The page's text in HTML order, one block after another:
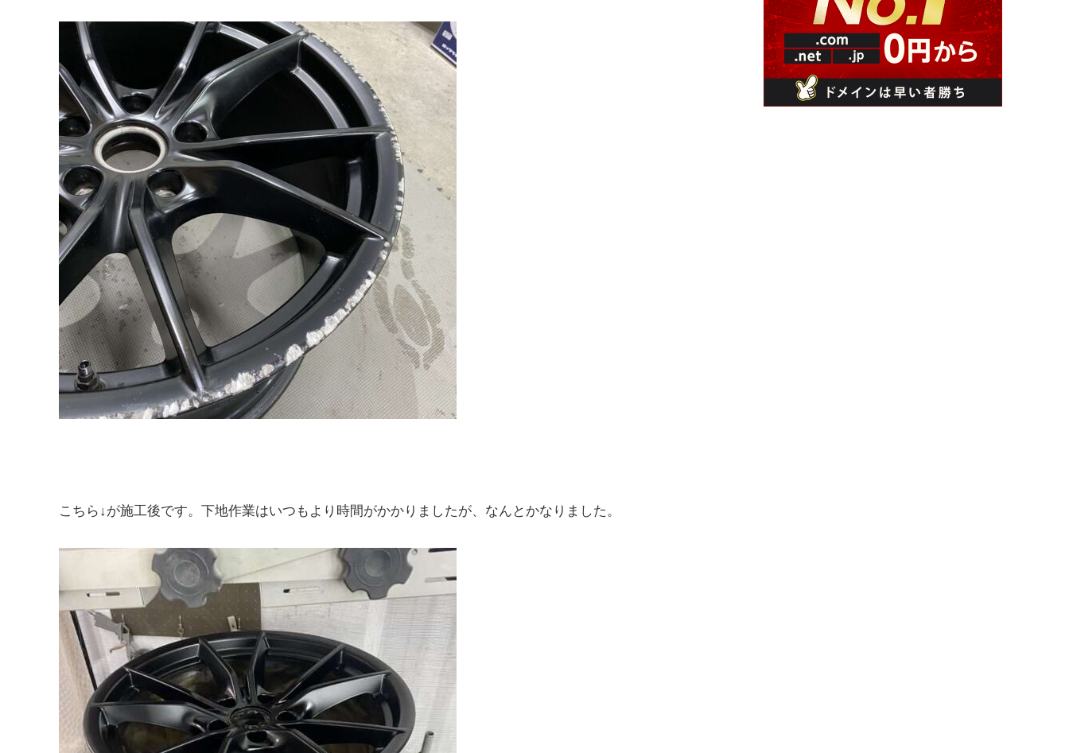
こちら↓が施工後です。下地作業はいつもより時間がかかりましたが、なんとかなりました。